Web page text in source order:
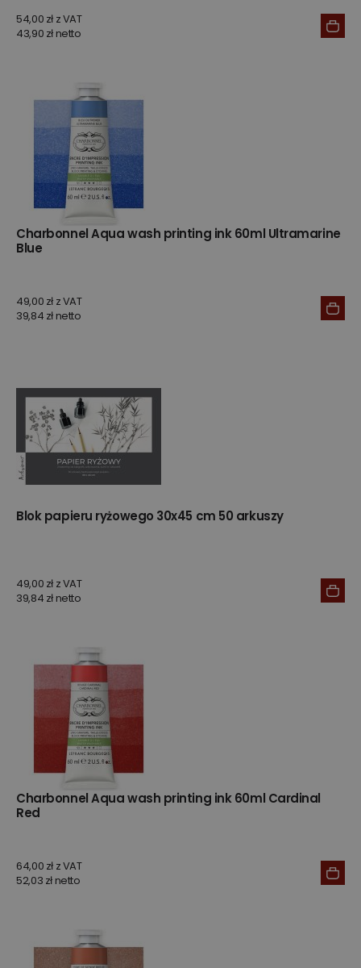
54,00 zł z VAT
43,90 zł netto
Charbonnel Aqua wash printing ink 60ml Ultramarine
Blue
49,00 zł z VAT
39,84 zł netto
Blok papieru ryżowego 30x45 cm 50 arkuszy
49,00 zł z VAT
39,84 zł netto
Charbonnel Aqua wash printing ink 60ml Cardinal
Red
64,00 zł z VAT
52,03 zł netto